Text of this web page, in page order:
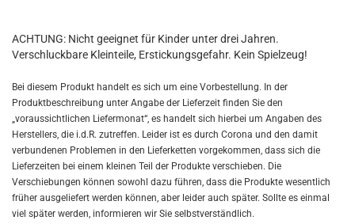
ACHTUNG: Nicht geeignet für Kinder unter drei Jahren.
Verschluckbare Kleinteile, Erstickungsgefahr. Kein Spielzeug!
Bei diesem Produkt handelt es sich um eine Vorbestellung. In der
Produktbeschreibung unter Angabe der Lieferzeit finden Sie den
„voraussichtlichen Liefermonat“, es handelt sich hierbei um Angaben des
Herstellers, die i.d.R. zutreffen. Leider ist es durch Corona und den damit
verbundenen Problemen in den Lieferketten vorgekommen, dass sich die
Lieferzeiten bei einem kleinen Teil der Produkte verschieben. Die
Verschiebungen können sowohl dazu führen, dass die Produkte wesentlich
früher ausgeliefert werden können, aber leider auch später. Sollte es einmal
viel später werden, informieren wir Sie selbstverständlich.